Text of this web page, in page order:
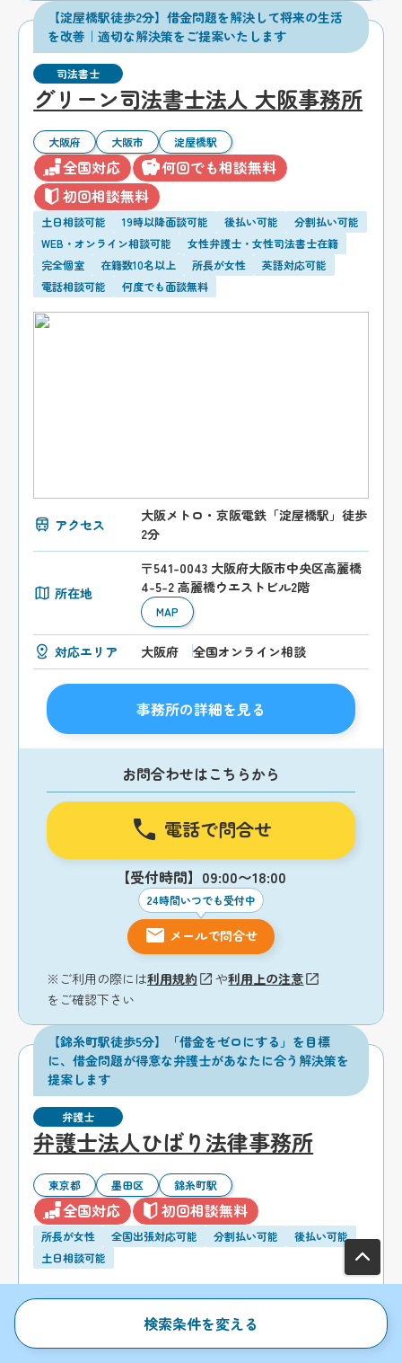
【淀屋橋駅徒歩2分】借金問題を解決して将来の生活
を改善｜適切な解決策をご提案いたします
司法書士
グリーン司法書士法人 大阪事務所
大阪府 大阪市 淀屋橋駅
全国対応
何回でも相談無料
初回相談無料
土日相談可能 19時以降面談可能 後払い可能
分割払い可能
WEB・オンライン相談可能
女性弁護士・女性司法書士在籍
完全個室
在籍数10名以上 所長が女性
英語対応可能
電話相談可能
何度でも面談無料
アクセス
大阪メトロ・京阪電鉄「淀屋橋駅」徒歩
2分
所在地
〒541-0043 大阪府大阪市中央区高麗橋
4-5-2 高麗橋ウエストビル2階
MAP
対応エリア 大阪府 全国オンライン相談
事務所の詳細を見る
お問合わせはこちらから
電話で問合せ
【受付時間】09:00〜18:00
24時間いつでも受付中
メールで問合せ
※ご利用の際には利用規約 や利用上の注意
をご確認下さい
【錦糸町駅徒歩5分】「借金をゼロにする」を目標
に、借金問題が得意な弁護士があなたに合う解決策を
提案します
弁護士
弁護士法人ひばり法律事務所
東京都 墨田区 錦糸町駅
全国対応 初回相談無料
所長が女性 全国出張対応可能 分割払い可能
後払い可能
土日相談可能
検索条件を変える